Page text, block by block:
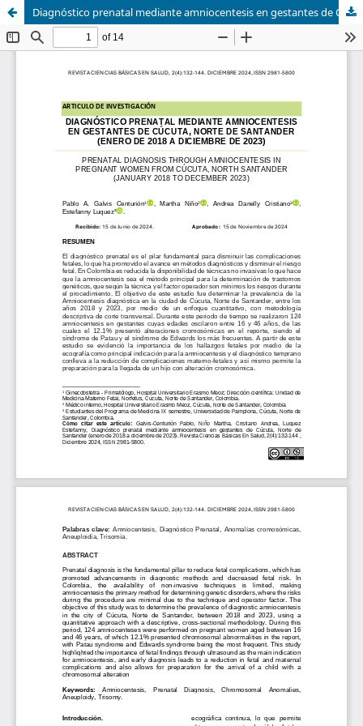
Diagnóstico prenatal mediante amniocentesis en gestantes de Cúcuta, Norte de Santander (enero de 2018 a diciembre de 2023)